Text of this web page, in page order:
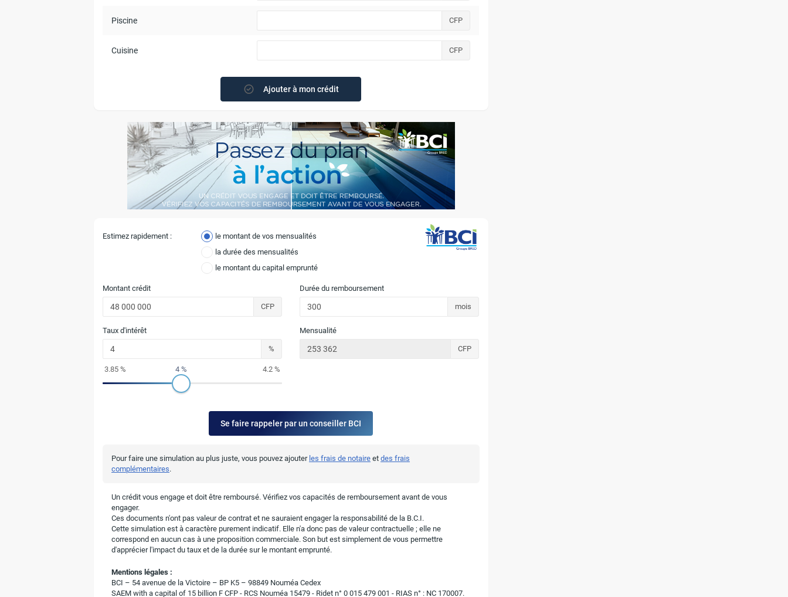
Piscine CFP
Cuisine CFP
Ajouter à mon crédit
Estimez rapidement :
le montant de vos mensualités
la durée des mensualités
le montant du capital emprunté
Montant crédit
CFP
Taux d'intérêt
%
3.85 % 4.2 %
4 %
Durée du remboursement
mois
Mensualité
CFP
Se faire rappeler par un conseiller BCI
Pour faire une simulation au plus juste, vous pouvez ajouter les frais de notaire et des frais
complémentaires.
Un crédit vous engage et doit être remboursé. Vérifiez vos capacités de remboursement avant de vous
engager.
Ces documents n'ont pas valeur de contrat et ne sauraient engager la responsabilité de la B.C.I.
Cette simulation est à caractère purement indicatif. Elle n'a donc pas de valeur contractuelle ; elle ne
correspond en aucun cas à une proposition commerciale. Son but est simplement de vous permettre
d'apprécier l'impact du taux et de la durée sur le montant emprunté.
Mentions légales :
BCI – 54 avenue de la Victoire – BP K5 – 98849 Nouméa Cedex
SAEM with a capital of 15 billion F CFP - RCS Nouméa 15479 - Ridet n° 0 015 479 001 - RIAS n° : NC 170007.